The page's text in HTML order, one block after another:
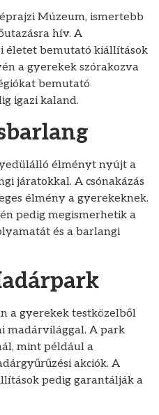
Múzeum, ismertebb
hív. A
életet bemutató kiállítások
a gyerekek szórakozva
bemutató
igazi kaland.
élményt nyújt a
járatokkal. A csónakázás
élmény a gyerekeknek.
pedig megismerhetik a
és a barlangi
a gyerekek testközelből
madárvilággal. A park
mint például a
akciók. A
pedig garantálják a